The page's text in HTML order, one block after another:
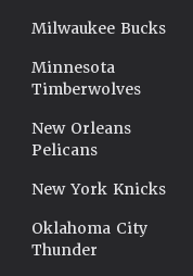
Milwaukee Bucks
Minnesota
Timberwolves
New Orleans
Pelicans
New York Knicks
Oklahoma City
Thunder